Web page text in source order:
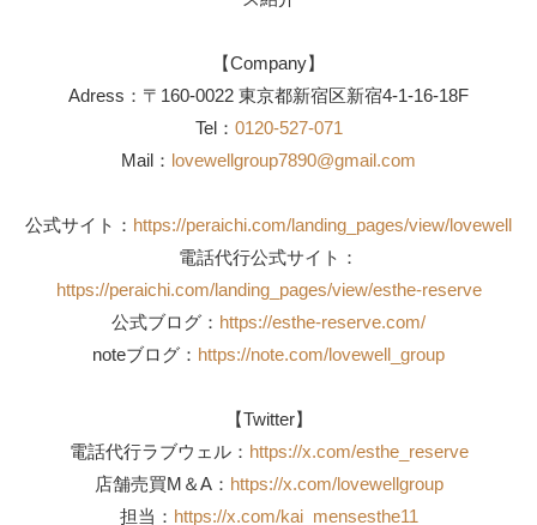
【Company】
Adress：〒160-0022 東京都新宿区新宿4-1-16-18F
Tel： 0120-527-071
Mail： lovewellgroup7890@gmail.com
公式サイト： https://peraichi.com/landing_pages/view/lovewell
電話代行公式サイト：
https://peraichi.com/landing_pages/view/esthe-reserve
公式ブログ： https://esthe-reserve.com/
noteブログ： https://note.com/lovewell_group
【Twitter】
電話代行ラブウェル： https://x.com/esthe_reserve
店舗売買M＆A： https://x.com/lovewellgroup
担当： https://x.com/kai_mensesthe11